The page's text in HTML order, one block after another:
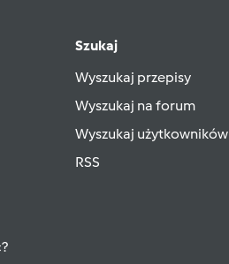
Szukaj
Wyszukaj przepisy
Wyszukaj na forum
Wyszukaj użytkowników
RSS